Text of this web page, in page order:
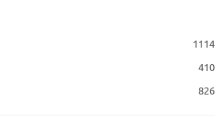
1114
410
826